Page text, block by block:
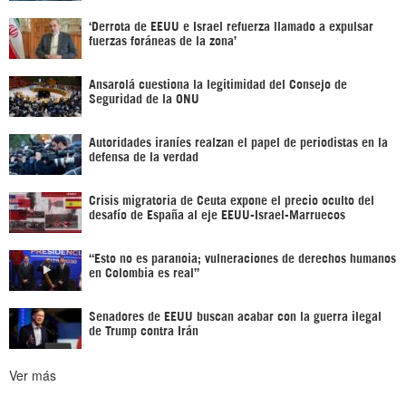
‘Derrota de EEUU e Israel refuerza llamado a expulsar
fuerzas foráneas de la zona’
Ansarolá cuestiona la legitimidad del Consejo de
Seguridad de la ONU
Autoridades iraníes realzan el papel de periodistas en la
defensa de la verdad
Crisis migratoria de Ceuta expone el precio oculto del
desafío de España al eje EEUU-Israel-Marruecos
“Esto no es paranoia; vulneraciones de derechos humanos
en Colombia es real”
Senadores de EEUU buscan acabar con la guerra ilegal
de Trump contra Irán
Ver más